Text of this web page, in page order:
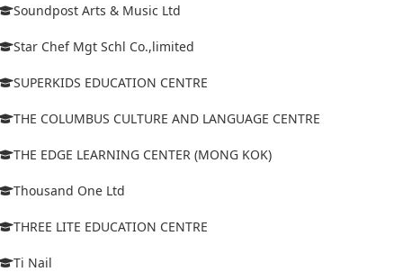
Soundpost Arts & Music Ltd
Star Chef Mgt Schl Co.,limited
SUPERKIDS EDUCATION CENTRE
THE COLUMBUS CULTURE AND LANGUAGE CENTRE
THE EDGE LEARNING CENTER (MONG KOK)
Thousand One Ltd
THREE LITE EDUCATION CENTRE
Ti Nail